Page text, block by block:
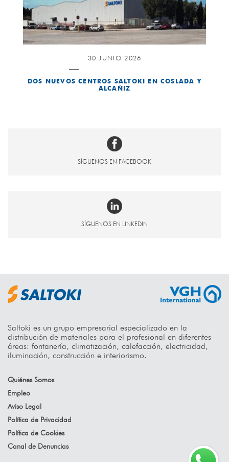
30 JUNIO 2026
DOS NUEVOS CENTROS SALTOKI EN COSLADA Y
ALCAÑIZ
SÍGUENOS EN FACEBOOK
SÍGUENOS EN LINKEDIN
Saltoki es un grupo empresarial especializado en la
distribución de materiales para el profesional en diferentes
áreas: fontanería, climatización, calefacción, electricidad,
iluminación, construcción e interiorismo.
Quiénes Somos
Empleo
Aviso Legal
Política de Privacidad
Política de Cookies
Canal de Denuncias